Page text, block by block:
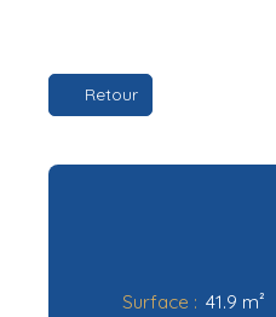
Retour
Surface : 41.9 m²